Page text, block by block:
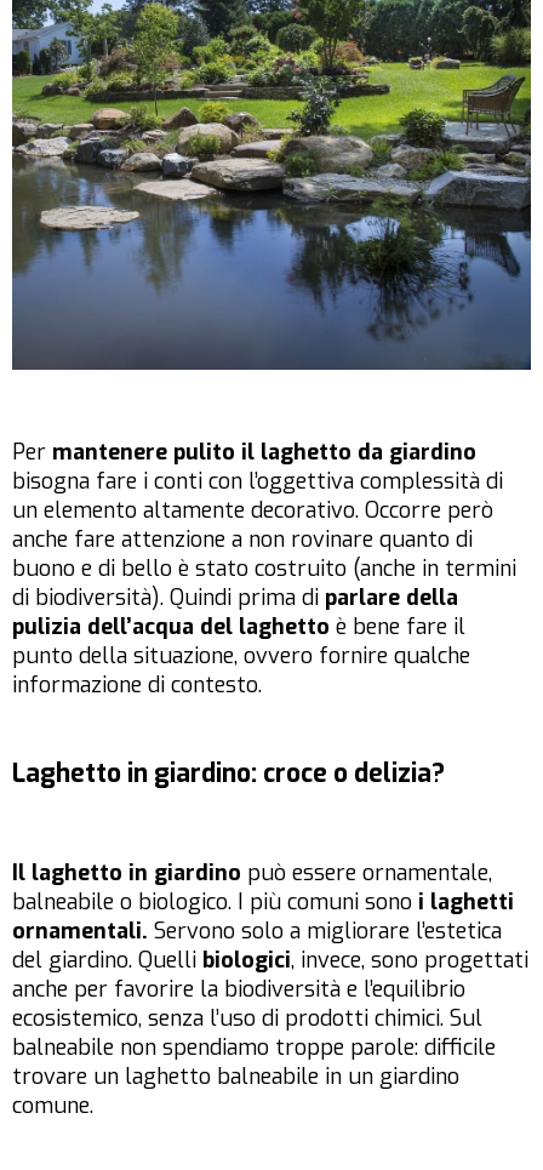
Per mantenere pulito il laghetto da giardino
bisogna fare i conti con l’oggettiva complessità di
un elemento altamente decorativo. Occorre però
anche fare attenzione a non rovinare quanto di
buono e di bello è stato costruito (anche in termini
di biodiversità). Quindi prima di parlare della
pulizia dell’acqua del laghetto è bene fare il
punto della situazione, ovvero fornire qualche
informazione di contesto.
Laghetto in giardino: croce o delizia?
Il laghetto in giardino può essere ornamentale,
balneabile o biologico. I più comuni sono i laghetti
ornamentali. Servono solo a migliorare l’estetica
del giardino. Quelli biologici, invece, sono progettati
anche per favorire la biodiversità e l’equilibrio
ecosistemico, senza l’uso di prodotti chimici. Sul
balneabile non spendiamo troppe parole: difficile
trovare un laghetto balneabile in un giardino
comune.